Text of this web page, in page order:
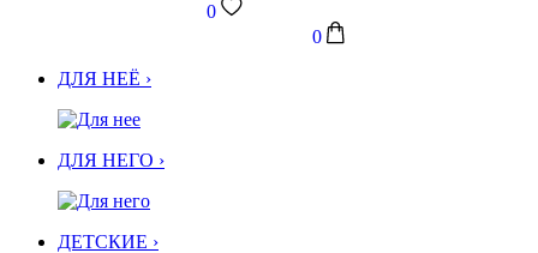
0
0
ДЛЯ НЕЁ ›
ДЛЯ НЕГО ›
ДЕТСКИЕ ›